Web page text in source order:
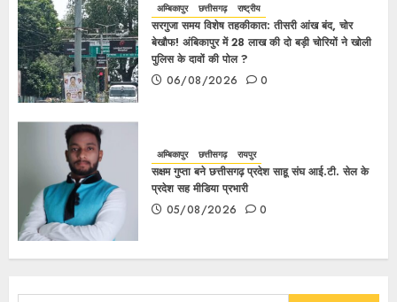
अम्बिकापुर छत्तीसगढ़ राष्ट्रीय
सरगुजा समय विशेष तहकीकात: तीसरी आंख बंद, चोर
बेखौफ! अंबिकापुर में 28 लाख की दो बड़ी चोरियों ने खोली
पुलिस के दावों की पोल ?
06/08/2026
0
अम्बिकापुर छत्तीसगढ़ रायपुर
सक्षम गुप्ता बने छत्तीसगढ़ प्रदेश साहू संघ आई.टी. सेल के
प्रदेश सह मीडिया प्रभारी
05/08/2026
0